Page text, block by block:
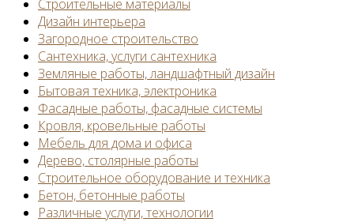
Строительные материалы
Дизайн интерьера
Загородное строительство
Сантехника, услуги сантехника
Земляные работы, ландшафтный дизайн
Бытовая техника, электроника
Фасадные работы, фасадные системы
Кровля, кровельные работы
Мебель для дома и офиса
Дерево, столярные работы
Строительное оборудование и техника
Бетон, бетонные работы
Различные услуги, технологии